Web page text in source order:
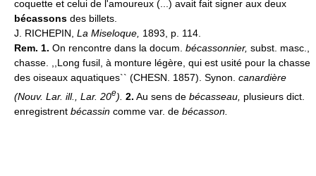
coquette et celui de l'amoureux (...) avait fait signer aux deux
bécassons des billets.
J. RICHEPIN, La Miseloque, 1893, p. 114.
Rem. 1. On rencontre dans la docum. bécassonnier, subst. masc.,
chasse. ,,Long fusil, à monture légère, qui est usité pour la chasse
des oiseaux aquatiques`` (CHESN. 1857). Synon. canardière
(Nouv. Lar. ill., Lar. 20e). 2. Au sens de bécasseau, plusieurs dict.
enregistrent bécassin comme var. de bécasson.